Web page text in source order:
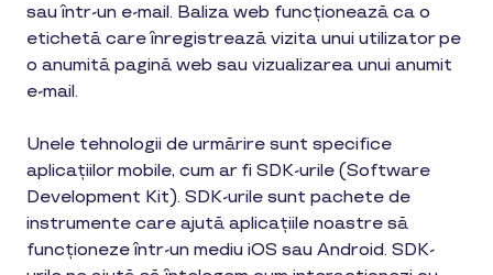
sau într-un e-mail. Baliza web funcționează ca o
etichetă care înregistrează vizita unui utilizator pe
o anumită pagină web sau vizualizarea unui anumit
e-mail.
Unele tehnologii de urmărire sunt specifice
aplicațiilor mobile, cum ar fi SDK-urile (Software
Development Kit). SDK-urile sunt pachete de
instrumente care ajută aplicațiile noastre să
funcționeze într-un mediu iOS sau Android. SDK-